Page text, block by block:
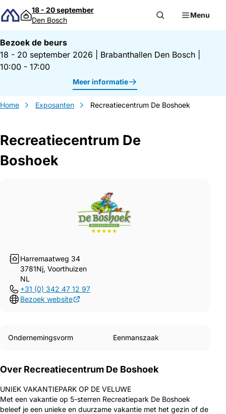
Direct naar inhoud
18 - 20 september
Den Bosch
Menu
Bezoek de beurs
18 - 20 september 2026
Brabanthallen Den Bosch
10:00 - 17:00
Meer informatie
Home Exposanten Recreatiecentrum De Boshoek
Recreatiecentrum De
Boshoek
Harremaatweg 34
3781Nj, Voorthuizen
NL
+31 (0) 342 47 12 97
Bezoek website
Ondernemingsvorm Eenmanszaak
Over Recreatiecentrum De Boshoek
UNIEK VAKANTIEPARK OP DE VELUWE
Met een vakantie op 5-sterren Recreatiepark De Boshoek
beleef je een unieke en duurzame vakantie met het gezin of de